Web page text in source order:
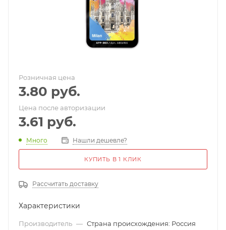
Розничная цена
3.80 руб.
Цена после авторизации
3.61 руб.
Много Нашли дешевле?
КУПИТЬ В 1 КЛИК
Рассчитать доставку
Характеристики
Производитель — Страна происхождения: Россия